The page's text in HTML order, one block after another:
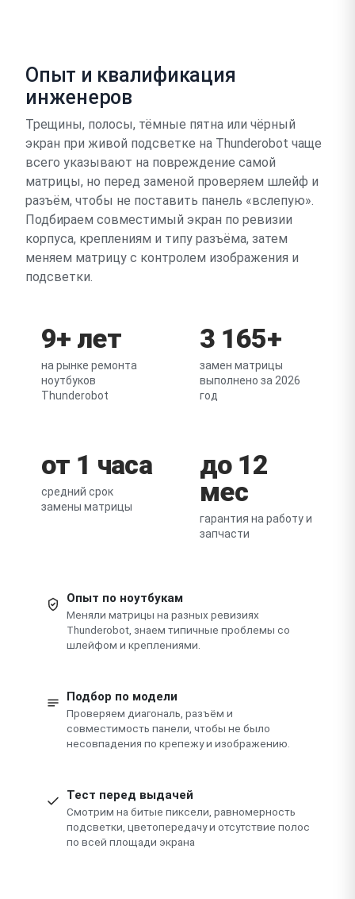
Опыт и квалификация
инженеров
Трещины, полосы, тёмные пятна или чёрный
экран при живой подсветке на Thunderobot чаще
всего указывают на повреждение самой
матрицы, но перед заменой проверяем шлейф и
разъём, чтобы не поставить панель «вслепую».
Подбираем совместимый экран по ревизии
корпуса, креплениям и типу разъёма, затем
меняем матрицу с контролем изображения и
подсветки.
9+ лет
на рынке ремонта
ноутбуков
Thunderobot
3 165+
замен матрицы
выполнено за 2026
год
от 1 часа
средний срок
замены матрицы
до 12
мес
гарантия на работу и
запчасти
Опыт по ноутбукам
Меняли матрицы на разных ревизиях
Thunderobot, знаем типичные проблемы со
шлейфом и креплениями.
Подбор по модели
Проверяем диагональ, разъём и
совместимость панели, чтобы не было
несовпадения по крепежу и изображению.
Тест перед выдачей
Смотрим на битые пиксели, равномерность
подсветки, цветопередачу и отсутствие полос
по всей площади экрана